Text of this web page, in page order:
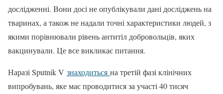
дослідженні. Вони досі не опублікували дані досліджень на
тваринах, а також не надали точні характеристики людей, з
якими порівнювали рівень антитіл добровольців, яких
вакцинували. Це все викликає питання.
Наразі Sputnik V знаходиться на третій фазі клінічних
випробувань, яке має проводитися за участі 40 тисяч